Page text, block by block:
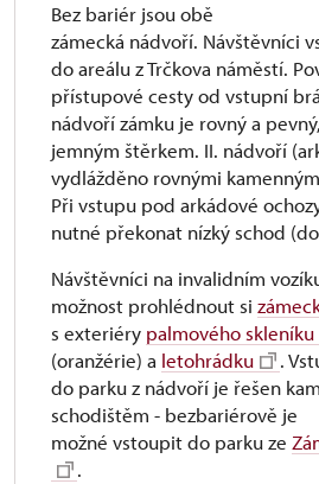
Bez bariér jsou obě
zámecká nádvoří. Návštěvníci
do areálu z Trčkova náměstí.
přístupové cesty od vstupní
nádvoří zámku je rovný a
jemným štěrkem. II. nádvoří
vydlážděno rovnými
Při vstupu pod arkádové
nutné překonat nízký schod
Návštěvníci na invalidním
možnost prohlédnout si
s exteriéry palmového skleníku
(oranžérie) a letohrádku
.
do parku z nádvoří je řešen
schodištěm - bezbariérově je
možné vstoupit do parku ze
.